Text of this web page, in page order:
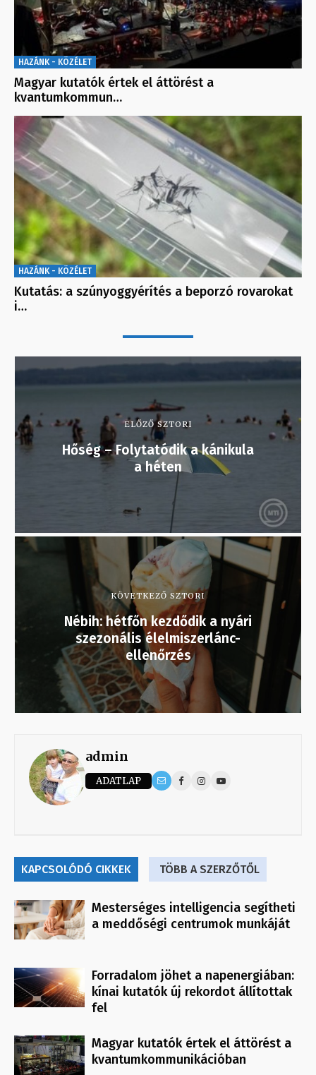
HAZÁNK - KÖZÉLET
Magyar kutatók értek el áttörést a
kvantumkommun…
HAZÁNK - KÖZÉLET
Kutatás: a szúnyoggyérítés a beporzó rovarokat
i…
ELŐZŐ SZTORI
Hőség – Folytatódik a kánikula
a héten
KÖVETKEZŐ SZTORI
Nébih: hétfőn kezdődik a nyári
szezonális élelmiszerlánc-
ellenőrzés
admin
ADATLAP
KAPCSOLÓDÓ CIKKEK TÖBB A SZERZŐTŐL
Mesterséges intelligencia segítheti
a meddőségi centrumok munkáját
Forradalom jöhet a napenergiában:
kínai kutatók új rekordot állítottak
fel
Magyar kutatók értek el áttörést a
kvantumkommunikációban